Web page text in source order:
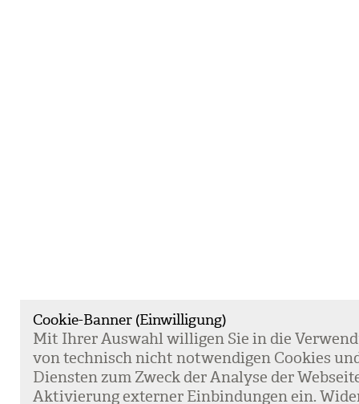
Cookie-Banner (Einwilligung)
Mit Ihrer Aus­wahl wil­li­gen Sie in die
von tech­nisch nicht not­wen­di­gen Coo­kies
Diens­ten zum Zweck der Ana­lyse der
Akti­vie­rung exter­ner Ein­bin­dun­gen ein.